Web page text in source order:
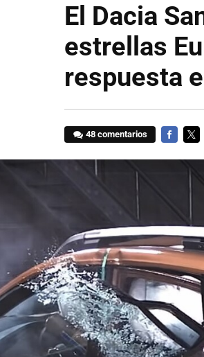
El Dacia
estrellas
respuesta
48 comentarios